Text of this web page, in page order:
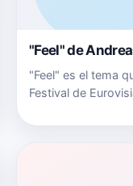
"Feel" de
"Feel" es el tema
Festival de
www.twitter.com/